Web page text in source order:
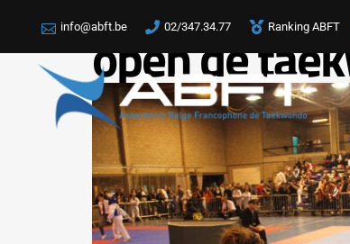
info@abft.be 02/347.34.77 Ranking ABFT
open de